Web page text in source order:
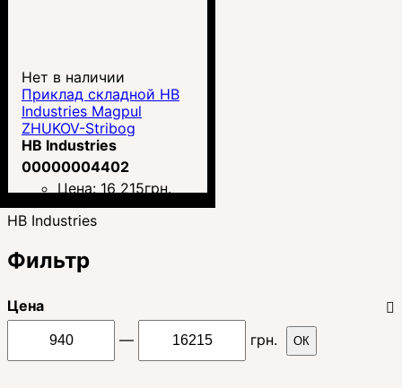
Нет в наличии
Приклад складной HB
Industries Magpul
ZHUKOV-Stribog
(цвиркун)
HB Industries
00000004402
Цена: 16 215грн.
HB Industries
Фильтр
Цена
—
грн. ОК